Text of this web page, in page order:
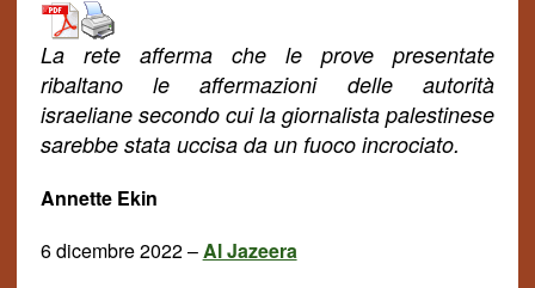
La rete afferma che le prove presentate
ribaltano le affermazioni delle autorità
israeliane secondo cui la giornalista palestinese
sarebbe stata uccisa da un fuoco incrociato.
Annette Ekin
6 dicembre 2022 –Al Jazeera